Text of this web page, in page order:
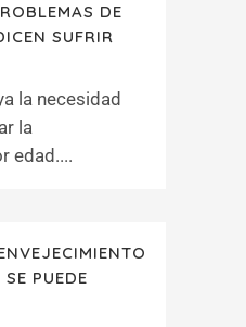
DE
SUFRIR
la necesidad
la
edad....
PUEDE